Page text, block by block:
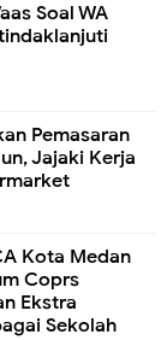
Soal WA
Pemasaran
Jajaki Kerja
Kota Medan
Coprs
Ekstra
Sekolah